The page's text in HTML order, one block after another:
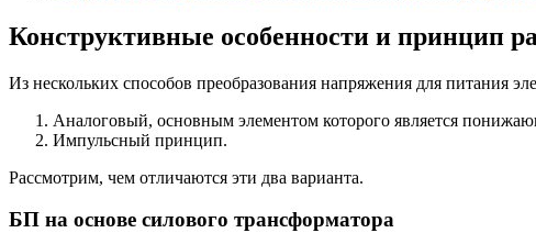
Конструктивные особенности и принцип
Из нескольких способов преобразования напряжения для питания
Аналоговый, основным элементом которого является
Импульсный принцип.
Рассмотрим, чем отличаются эти два варианта.
БП на основе силового трансформатора